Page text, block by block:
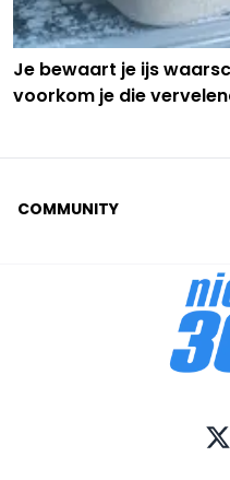
Je bewaart je ijs
voorkom je die
COMMUNITY